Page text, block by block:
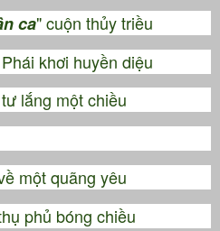
ca" cuộn thủy triều
khơi huyền diệu
lắng một chiều
một quãng yêu
phủ bóng chiều